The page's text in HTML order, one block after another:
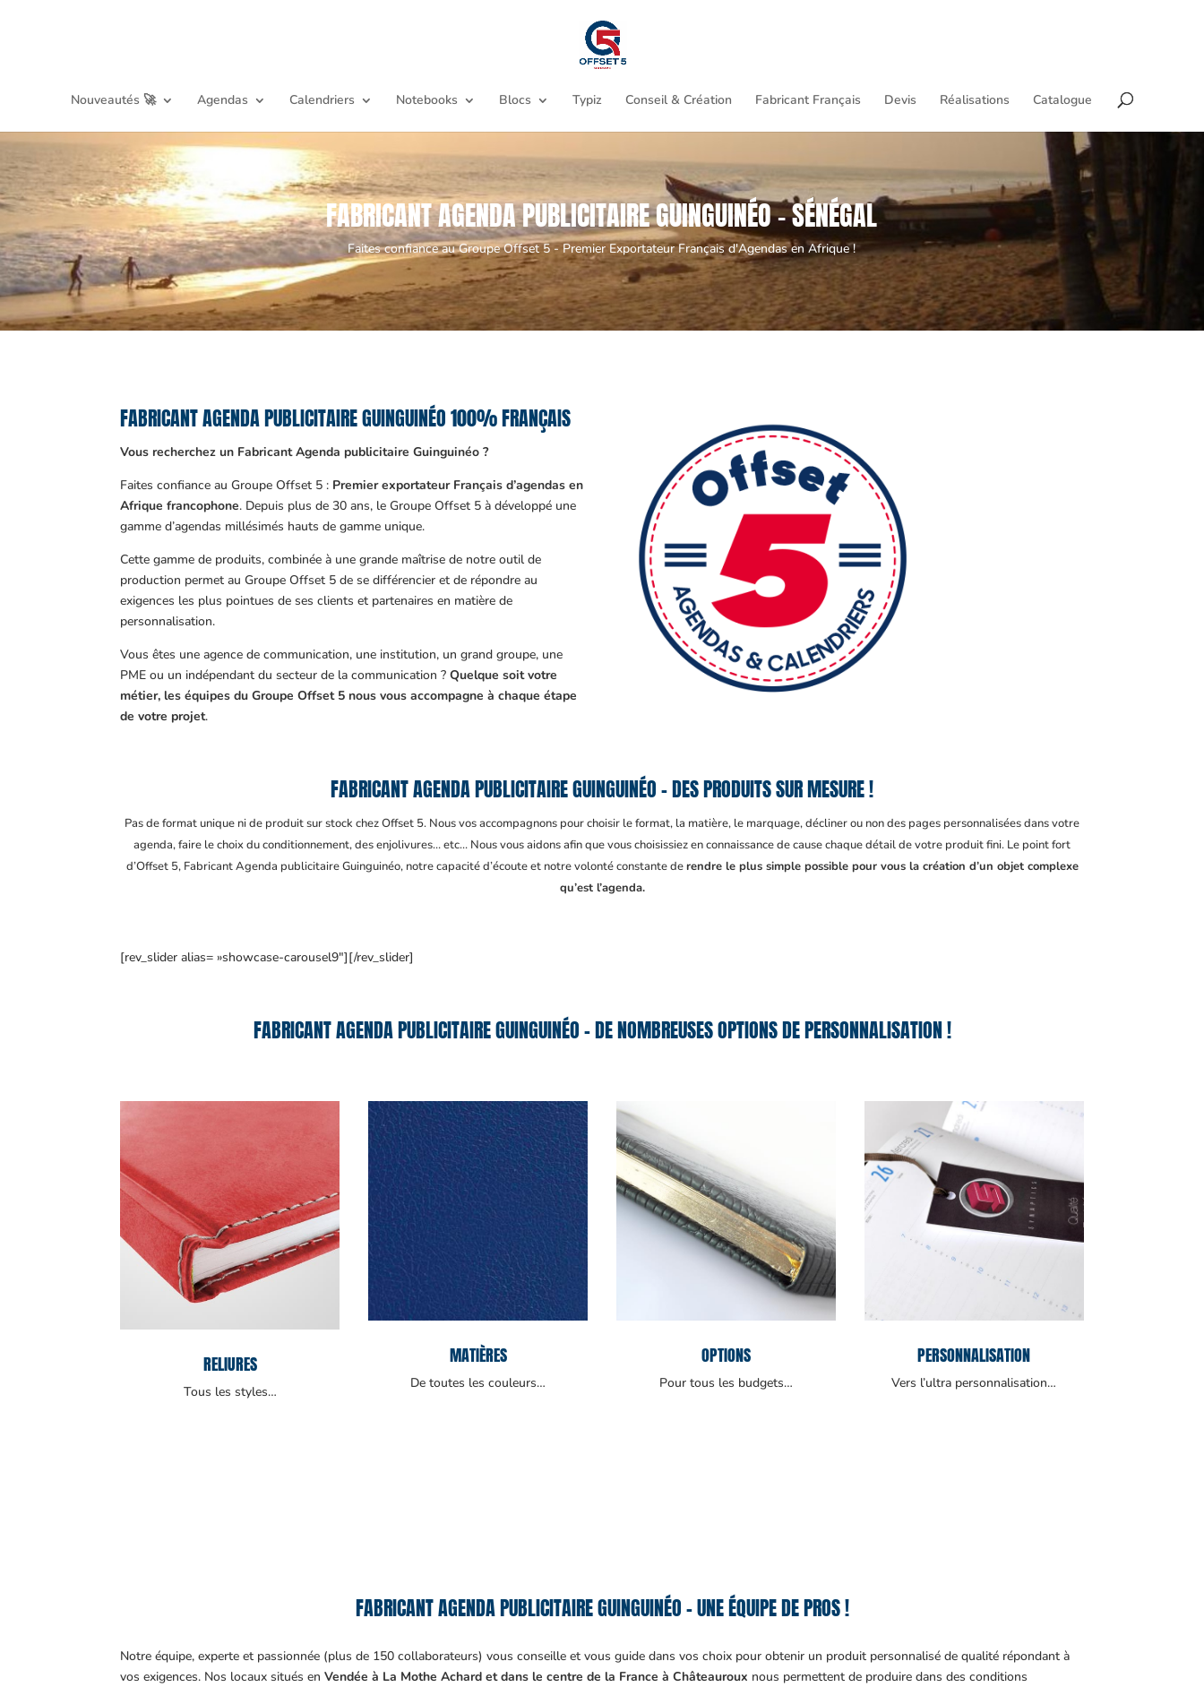
Nouveautés 🚀 Agendas Calendriers Notebooks Blocs Typiz Conseil & Création Fabricant Français Devis Réalisations Catalogue
FABRICANT AGENDA PUBLICITAIRE GUINGUINÉO - SÉNÉGAL
Faites confiance au Groupe Offset 5 - Premier Exportateur Français d'Agendas en Afrique !
FABRICANT AGENDA PUBLICITAIRE GUINGUINÉO 100% FRANÇAIS
Vous recherchez un Fabricant Agenda publicitaire Guinguinéo ?
Faites confiance au Groupe Offset 5 : Premier exportateur Français d’agendas en
Afrique francophone. Depuis plus de 30 ans, le Groupe Offset 5 à développé une
gamme d’agendas millésimés hauts de gamme unique.
Cette gamme de produits, combinée à une grande maîtrise de notre outil de
production permet au Groupe Offset 5 de se différencier et de répondre au
exigences les plus pointues de ses clients et partenaires en matière de
personnalisation.
Vous êtes une agence de communication, une institution, un grand groupe, une
PME ou un indépendant du secteur de la communication ?Quelque soit votre
métier, les équipes du Groupe Offset 5 nous vous accompagne à chaque étape
de votre projet.
FABRICANT AGENDA PUBLICITAIRE GUINGUINÉO – DES PRODUITS SUR MESURE !
Pas de format unique ni de produit sur stock chez Offset 5. Nous vos accompagnons pour choisir le format, la matière, le marquage, décliner ou non des pages personnalisées dans votre
agenda, faire le choix du conditionnement, des enjolivures… etc… Nous vous aidons afin que vous choisissiez en connaissance de cause chaque détail de votre produit fini. Le point fort
d’Offset 5, Fabricant Agenda publicitaire Guinguinéo, notre capacité d’écoute et notre volonté constante derendre le plus simple possible pour vous la création d’un objet complexe
qu’est l’agenda.
[rev_slider alias= »showcase-carousel9″][/rev_slider]
FABRICANT AGENDA PUBLICITAIRE GUINGUINÉO – DE NOMBREUSES OPTIONS DE PERSONNALISATION !
RELIURES
Tous les styles…
MATIÈRES
De toutes les couleurs…
OPTIONS
Pour tous les budgets…
PERSONNALISATION
Vers l’ultra personnalisation…
FABRICANT AGENDA PUBLICITAIRE GUINGUINÉO – UNE ÉQUIPE DE PROS !
Notre équipe, experte et passionnée (plus de 150 collaborateurs) vous conseille et vous guide dans vos choix pour obtenir un produit personnalisé de qualité répondant à
vos exigences. Nos locaux situés enVendée à La Mothe Achard et dans le centre de la France à Châteauroux nous permettent de produire dans des conditions